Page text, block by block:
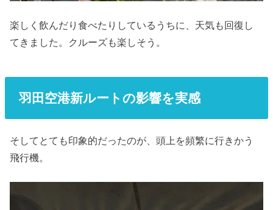
楽しく飲んだり食べたりしているうちに、天気も回復し
てきました。クルーズも楽しそう。
羽田空港新ルートの影響を実感
そしてとても印象的だったのが、頭上を頻繁に行きかう
飛行機。